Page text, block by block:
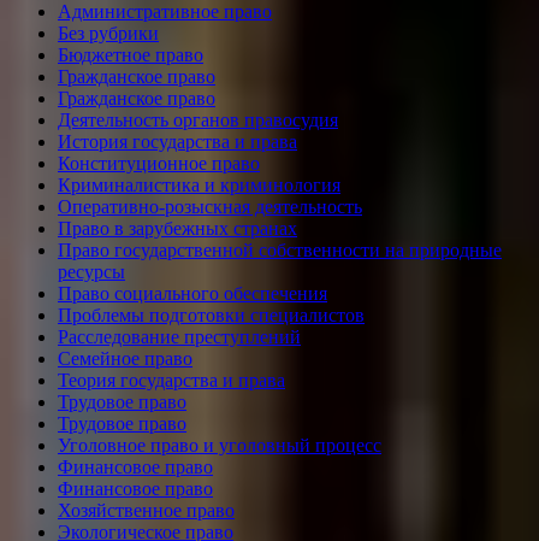
Административное право
Без рубрики
Бюджетное право
Гражданское право
Гражданское право
Деятельность органов правосудия
История государства и права
Конституционное право
Криминалистика и криминология
Оперативно-розыскная деятельность
Право в зарубежных странах
Право государственной собственности на природные
ресурсы
Право социального обеспечения
Проблемы подготовки специалистов
Расследование преступлений
Семейное право
Теория государства и права
Трудовое право
Трудовое право
Уголовное право и уголовный процесс
Финансовое право
Финансовое право
Хозяйственное право
Экологическое право